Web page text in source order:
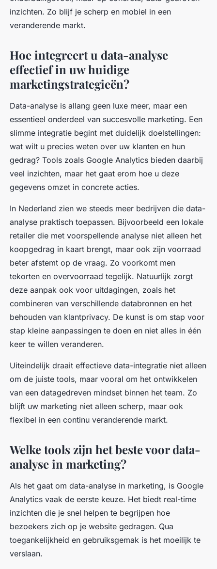
inzichten. Zo blijf je scherp en mobiel in een
veranderende markt.
Hoe integreert u data-analyse
effectief in uw huidige
marketingstrategieën?
Data-analyse is allang geen luxe meer, maar een
essentieel onderdeel van succesvolle marketing. Een
slimme integratie begint met duidelijk doelstellingen:
wat wilt u precies weten over uw klanten en hun
gedrag? Tools zoals Google Analytics bieden daarbij
veel inzichten, maar het gaat erom hoe u deze
gegevens omzet in concrete acties.
In Nederland zien we steeds meer bedrijven die data-
analyse praktisch toepassen. Bijvoorbeeld een lokale
retailer die met voorspellende analyse niet alleen het
koopgedrag in kaart brengt, maar ook zijn voorraad
beter afstemt op de vraag. Zo voorkomt men
tekorten en overvoorraad tegelijk. Natuurlijk zorgt
deze aanpak ook voor uitdagingen, zoals het
combineren van verschillende databronnen en het
behouden van klantprivacy. De kunst is om stap voor
stap kleine aanpassingen te doen en niet alles in één
keer te willen veranderen.
Uiteindelijk draait effectieve data-integratie niet alleen
om de juiste tools, maar vooral om het ontwikkelen
van een datagedreven mindset binnen het team. Zo
blijft uw marketing niet alleen scherp, maar ook
flexibel in een continu veranderende markt.
Welke tools zijn het beste voor data-
analyse in marketing?
Als het gaat om data-analyse in marketing, is Google
Analytics vaak de eerste keuze. Het biedt real-time
inzichten die je snel helpen te begrijpen hoe
bezoekers zich op je website gedragen. Qua
toegankelijkheid en gebruiksgemak is het moeilijk te
verslaan.